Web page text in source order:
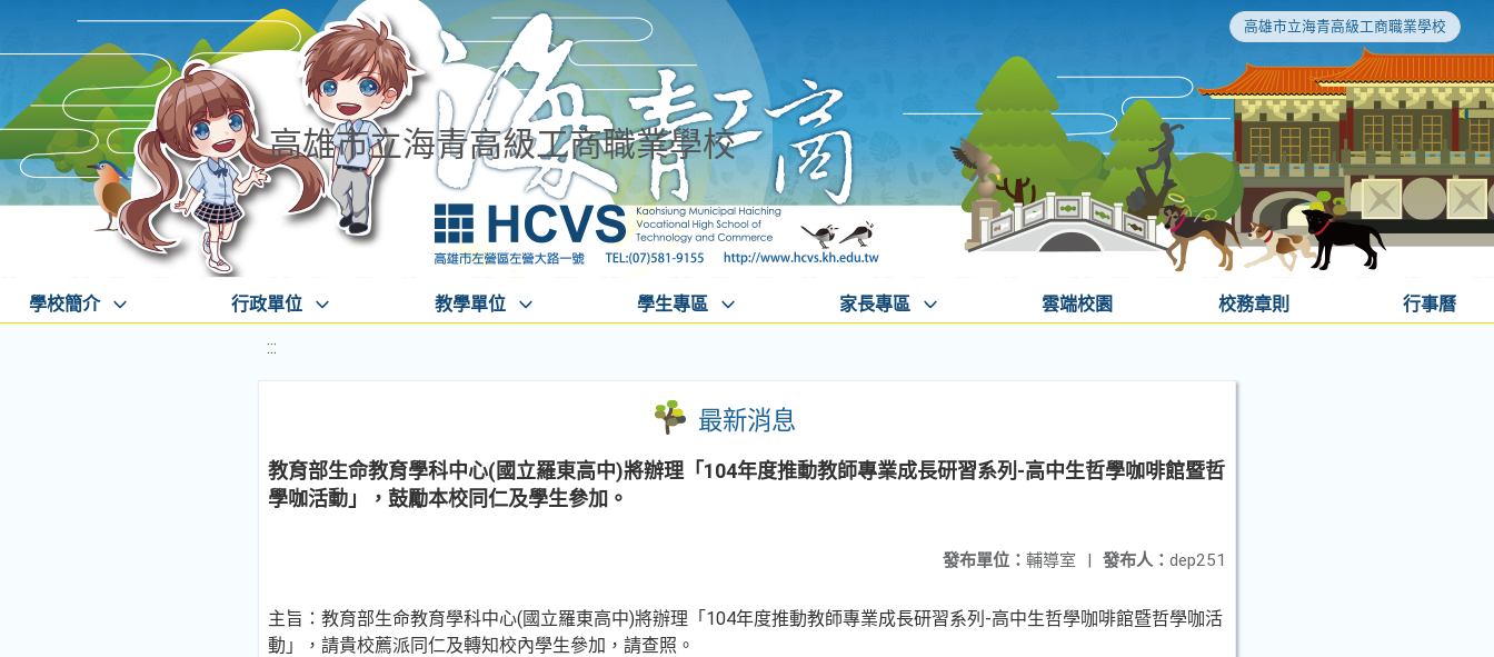
高雄市立海青高級工商職業學校
高雄市立海青高級工商職業學校
學校簡介 行政單位 教學單位 學生專區 家長專區 雲端校園 校務章則 行事曆
:::
最新消息
教育部生命教育學科中心(國立羅東高中)將辦理「104年度推動教師專業成長研習系列-高中生哲學咖啡館暨哲
學咖活動」，鼓勵本校同仁及學生參加。
發布人： dep251
發布單位： 輔導室 |
主旨：教育部生命教育學科中心(國立羅東高中)將辦理「104年度推動教師專業成長研習系列-高中生哲學咖啡館暨哲學咖活
動」，請貴校薦派同仁及轉知校內學生參加，請查照。